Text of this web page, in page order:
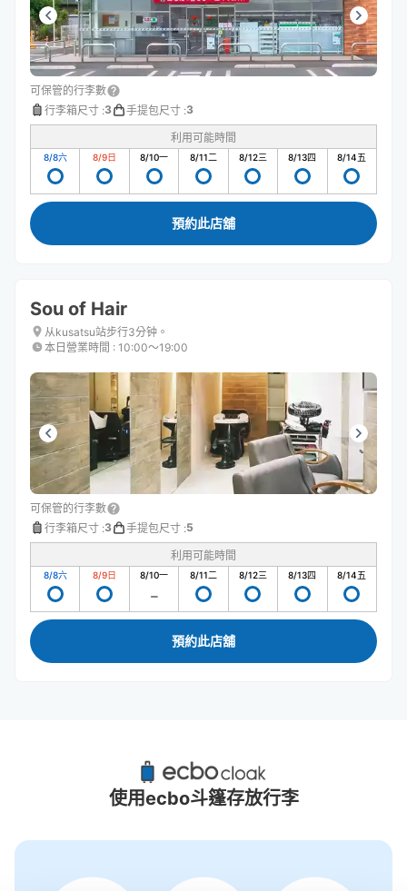
可保管的行李數
行李箱尺寸 :3 手提包尺寸 :3
利用可能時間
8/8六 8/9日 8/10一 8/11二 8/12三 8/13四 8/14五
預約此店舖
Sou of Hair
从kusatsu站步行3分钟。
本日營業時間 : 10:00〜19:00
可保管的行李數
行李箱尺寸 :3 手提包尺寸 :5
利用可能時間
8/8六 8/9日 8/10一 8/11二 8/12三 8/13四 8/14五
預約此店舖
草津站附近推薦的寄物櫃
8個投幣式置物櫃
使用ecbo斗篷存放行李